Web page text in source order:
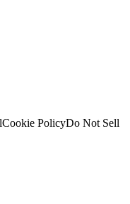
Cookie PolicyDo Not Sell